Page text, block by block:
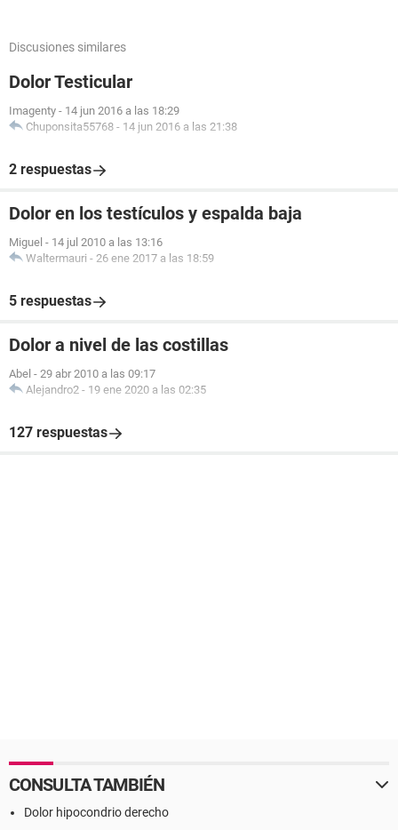
Discusiones similares
Dolor Testicular
Imagenty - 14 jun 2016 a las 18:29
Chuponsita55768 - 14 jun 2016 a las 21:38
2 respuestas
Dolor en los testículos y espalda baja
Miguel - 14 jul 2010 a las 13:16
Waltermauri - 26 ene 2017 a las 18:59
5 respuestas
Dolor a nivel de las costillas
Abel - 29 abr 2010 a las 09:17
Alejandro2 - 19 ene 2020 a las 02:35
127 respuestas
CONSULTA TAMBIÉN
Dolor hipocondrio derecho